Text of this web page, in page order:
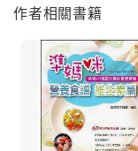
作者相關書籍